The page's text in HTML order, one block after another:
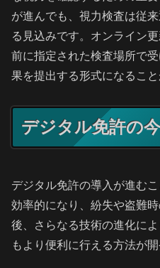
が進んでも、視力検査は従
る見込みです。オンライン
前に指定された検査場所で
果を提出する形式になること
デジタル免許の
デジタル免許の導入が進む
効率的になり、紛失や盗難
後、さらなる技術の進化に
もより便利に行える方法が